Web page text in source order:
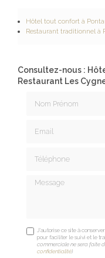
Hôtel tout confort à
Restaurant traditionnel à
Consultez-nous :
Restaurant Les
Message
J'autorise ce site à
pour faciliter le suivi et le
commerciale ne sera faite
confidentialité)